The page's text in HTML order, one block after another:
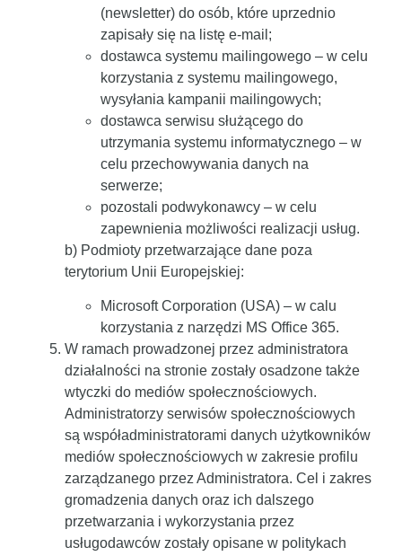
(newsletter) do osób, które uprzednio
zapisały się na listę e-mail;
dostawca systemu mailingowego – w celu
korzystania z systemu mailingowego,
wysyłania kampanii mailingowych;
dostawca serwisu służącego do
utrzymania systemu informatycznego – w
celu przechowywania danych na
serwerze;
pozostali podwykonawcy – w celu
zapewnienia możliwości realizacji usług.
b) Podmioty przetwarzające dane poza
terytorium Unii Europejskiej:
Microsoft Corporation (USA) – w calu
korzystania z narzędzi MS Office 365.
W ramach prowadzonej przez administratora
działalności na stronie zostały osadzone także
wtyczki do mediów społecznościowych.
Administratorzy serwisów społecznościowych
są współadministratorami danych użytkowników
mediów społecznościowych w zakresie profilu
zarządzanego przez Administratora. Cel i zakres
gromadzenia danych oraz ich dalszego
przetwarzania i wykorzystania przez
usługodawców zostały opisane w politykach